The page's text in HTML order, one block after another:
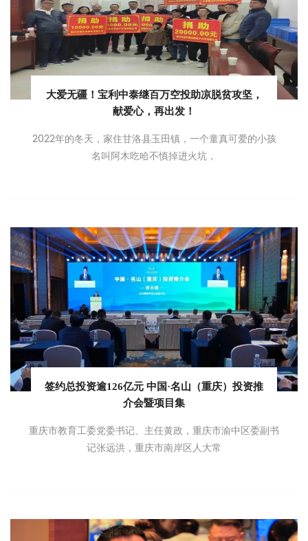
大爱无疆！宝利中泰继百万空投助凉脱贫攻坚，
献爱心，再出发！
2022年的冬天，家住甘洛县玉田镇，一个童真可爱的小孩
名叫阿木吃哈不慎掉进火坑，
签约总投资逾126亿元 中国·名山（重庆）投资推
介会暨项目集
重庆市教育工委党委书记、主任黄政，重庆市渝中区委副书
记张远洪，重庆市南岸区人大常